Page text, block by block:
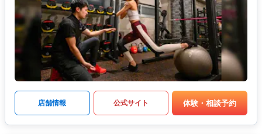
店舗情報 公式サイト 体験・相談予約